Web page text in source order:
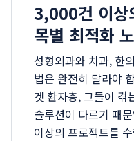
3,000건 이상
목별 최적화
성형외과와 치과, 한
법은 완전히 달라야
겟 환자층, 그들이 겪
솔루션이 다르기 때
이상의 프로젝트를